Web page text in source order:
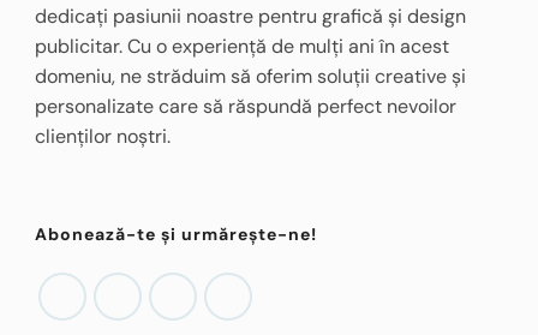
dedicați pasiunii noastre pentru grafică și design
publicitar. Cu o experiență de mulți ani în acest
domeniu, ne străduim să oferim soluții creative și
personalizate care să răspundă perfect nevoilor
clienților noștri.
Abonează-te și urmărește-ne!